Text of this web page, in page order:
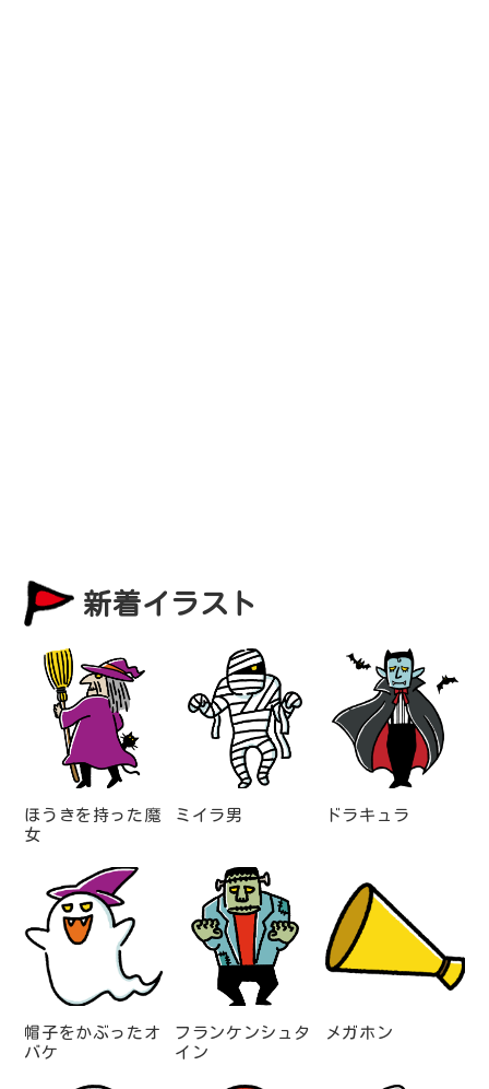
新着イラスト
ほうきを持った魔
女
ミイラ男 ドラキュラ
帽子をかぶったオ
バケ
フランケンシュタ
イン
メガホン